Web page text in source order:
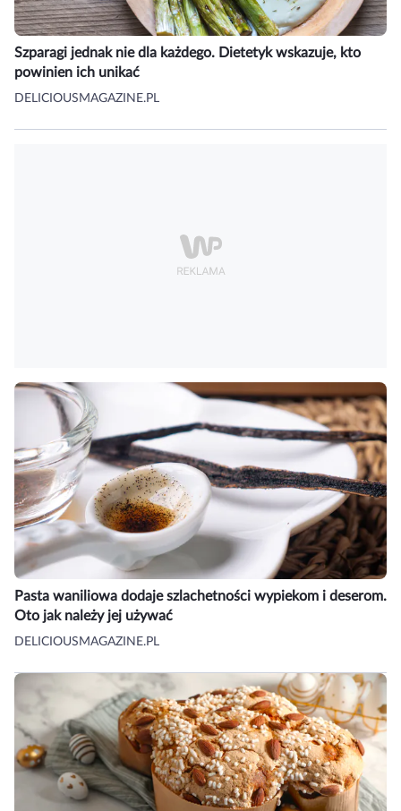
Szparagi jednak nie dla każdego. Dietetyk wskazuje, kto
powinien ich unikać
DELICIOUSMAGAZINE.PL
Pasta waniliowa dodaje szlachetności wypiekom i deserom.
Oto jak należy jej używać
DELICIOUSMAGAZINE.PL